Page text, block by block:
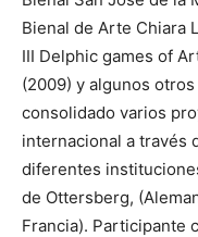
Bienal de Arte Chiara
III Delphic games of
(2009) y algunos
consolidado varios
internacional a través
diferentes
de Ottersberg,
Francia). Participante